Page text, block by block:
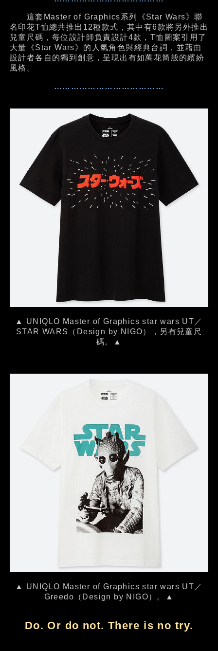
這套Master of Graphics系列《Star Wars》聯
名印花T恤總共推出12種款式，其中有6款將另外推出
兒童尺碼，每位設計師負責設計4款，T恤圖案引用了
大量《Star Wars》的人氣角色與經典台詞，並藉由
設計者各自的獨到創意，呈現出有如萬花筒般的繽紛
風格。
…………………………………
▲ UNIQLO Master of Graphics star wars UT／
STAR WARS（Design by NIGO），另有兒童尺
碼。▲
▲ UNIQLO Master of Graphics star wars UT／
Greedo（Design by NIGO）。▲
Do. Or do not. There is no try.